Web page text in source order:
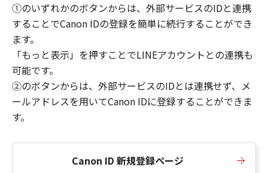
①のいずれかのボタンからは、外部サービスのIDと連携
することでCanon IDの登録を簡単に続行することができ
ます。
「もっと表示」を押すことでLINEアカウントとの連携も
可能です。
②のボタンからは、外部サービスのIDとは連携せず、メ
ールアドレスを用いてCanon IDに登録することができま
す。
Canon ID 新規登録ページ